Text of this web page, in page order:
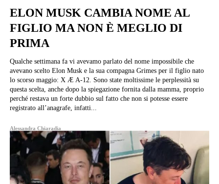
ELON MUSK CAMBIA NOME AL
FIGLIO MA NON È MEGLIO DI
PRIMA
Qualche settimana fa vi avevamo parlato del nome impossibile che
avevano scelto Elon Musk e la sua compagna Grimes per il figlio nato
lo scorso maggio: X Æ A-12. Sono state moltissime le perplessità su
questa scelta, anche dopo la spiegazione fornita dalla mamma, proprio
perché restava un forte dubbio sul fatto che non si potesse essere
registrato all’anagrafe, infatti...
Alessandra Chiaradia